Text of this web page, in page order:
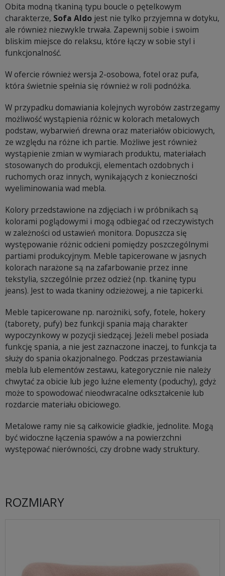
Obita modną tkaniną typu boucle o pętelkowym
charakterze, Sofa Aldo jest nie tylko przyjemna w dotyku,
ale również niezwykle trwała. Zapewnij sobie i swoim
bliskim miejsce do relaksu, które łączy w sobie styl i
funkcjonalność.
W ofercie również wersja 2-osobowa, fotel oraz pufa,
która świetnie spełnia się również w roli podnóżka.
W przypadku domawiania kolejnych wyrobów zastrzegamy
możliwość wystąpienia różnic w kolorach metalowych
podstaw, wybarwień drewna oraz materiałów obiciowych,
ze względu na różne ich partie. Możliwe jest również
wystąpienie zmian w wymiarach produktu, materiałach
stosowanych do produkcji, elementach ozdobnych i
ruchomych oraz innych, wynikających z konieczności
wyeliminowania wad mebla.
Kolory przedstawione na zdjęciach i w próbnikach są
kolorami poglądowymi i mogą odbiegać od rzeczywistych
w zależności od ustawień monitora. Dopuszcza się
występowanie różnic odcieni pomiędzy poszczególnymi
partiami produkcyjnym. Meble tapicerowane w jasnych
kolorach narażone są na zafarbowanie przez inne
tekstylia, szczególnie przez odzież (np. tkaninę typu
jeans). Jest to wada tkaniny odzieżowej, a nie tapicerki.
Meble tapicerowane np. narożniki, sofy, fotele, hokery
(taborety, pufy) bez funkcji spania mają charakter
wypoczynkowy w pozycji siedzącej. Jeżeli mebel posiada
funkcję spania, a nie jest zaznaczone inaczej, to funkcja ta
służy do spania okazjonalnego. Podczas przestawiania
mebla lub elementów zestawu, kategorycznie nie należy
chwytać za obicie lub jego luźne elementy (poduchy), gdyż
może to spowodować nieodwracalne odkształcenie lub
rozdarcie materiału obiciowego.
Metalowe ramy nie są całkowicie gładkie, jednolite. Mogą
być widoczne łączenia spawów a na powierzchni
występować nierówności, czy drobne wady struktury.
ROZMIARY